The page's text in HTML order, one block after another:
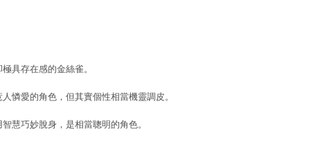
具存在感的金絲雀。
憐愛的角色，但其實個性相當機靈調皮。
慧巧妙脫身，是相當聰明的角色。